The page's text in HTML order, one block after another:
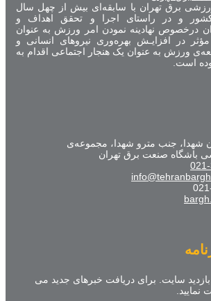
برق تهران با سابقه‌ای بیش از چهل سال
و در راستای اجرا و تحقق اهداف و
درخصوص نهادینه نمودن امر ورزش به عنوان
در افزایـش بهره‌وری نیروهای انسانی و
ورزش به عنوان یک هنجار اجتماعی اقدام به
است.
شهدا، جنب مترو شهدا، مجموعه‌ی
باشگاه صنعت برق تهران
سایت. برای دریافت خبرهای جدید می
نمایید.